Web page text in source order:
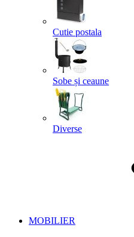
Cutie postala
Sobe și ceaune
Diverse
MOBILIER